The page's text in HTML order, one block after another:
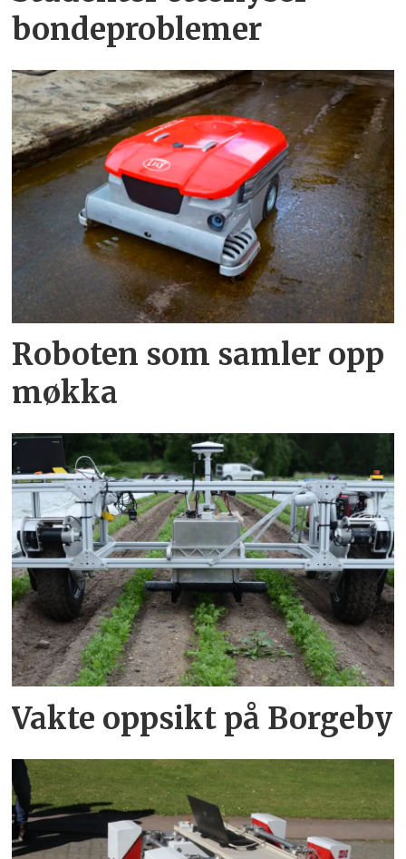
bondeproblemer
Roboten som samler opp
møkka
Vakte oppsikt på Borgeby